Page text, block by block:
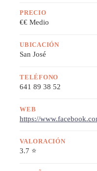
PRECIO
€€ Medio
UBICACIÓN
San José
TELÉFONO
641 89 38 52
WEB
https://
VALORACIÓN
3.7 ⭐